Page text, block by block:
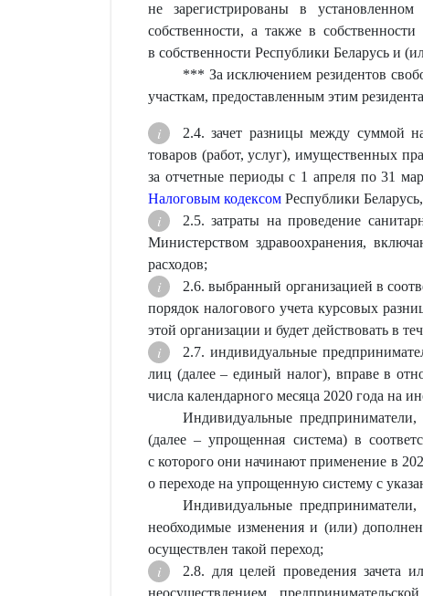
не зарегистрированы в
собственности, а также в
в собственности Республики Беларусь и
*** За исключением резидентов
участкам, предоставленным этим
2.4. зачет разницы между суммой
товаров (работ, услуг), имущественных
за отчетные периоды с 1 апреля по 31
Налоговым кодексом Республики
2.5. затраты на проведение
Министерством здравоохранения,
расходов;
2.6. выбранный организацией в
порядок налогового учета курсовых
этой организации и будет действовать в
2.7. индивидуальные
лиц (далее – единый налог), вправе в
числа календарного месяца 2020 года на
Индивидуальные
(далее – упрощенная система) в
с которого они начинают применение в
о переходе на упрощенную систему с
Индивидуальные
необходимые изменения и (или)
осуществлен такой переход;
2.8. для целей проведения зачета
неосуществлением